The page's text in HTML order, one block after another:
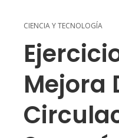
CIENCIA Y TECNOLOGÍA
Mejora